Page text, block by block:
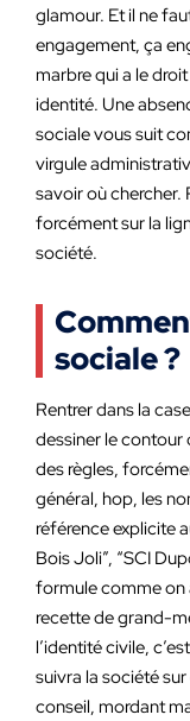
glamour. Et il ne
engagement, ça
marbre qui a le
identité. Une
sociale vous suit
virgule
savoir où chercher.
forcément sur la
société.
sociale ?
Rentrer dans la
dessiner le contour
des règles,
général, hop, les
référence explicite
Bois Joli”, “SCI
formule comme on
recette de grand-
l’identité civile,
suivra la société
conseil, mordant